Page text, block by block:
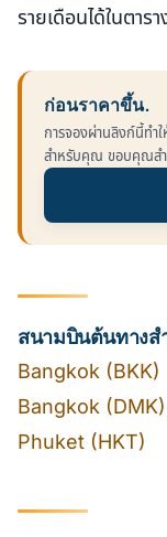
รายเดือนได้ในตา
ก่อนราคาขึ้น.
การจองผ่านลิงก์นี้ทำ
สำหรับคุณ ขอบคุณส
สนามบินต้นทางส
Bangkok (BKK)
Bangkok (DMK)
Phuket (HKT)